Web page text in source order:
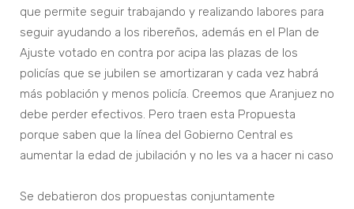
que permite seguir trabajando y realizando labores para
seguir ayudando a los ribereños, además en el Plan de
Ajuste votado en contra por acipa las plazas de los
policías que se jubilen se amortizaran y cada vez habrá
más población y menos policía. Creemos que Aranjuez no
debe perder efectivos. Pero traen esta Propuesta
porque saben que la línea del Gobierno Central es
aumentar la edad de jubilación y no les va a hacer ni caso
Se debatieron dos propuestas conjuntamente